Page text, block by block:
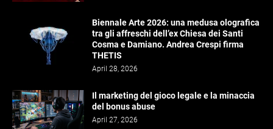
Biennale Arte 2026: una medusa olografica
tra gli affreschi dell’ex Chiesa dei Santi
Cosma e Damiano. Andrea Crespi firma
THETIS
April 28, 2026
Il marketing del gioco legale e la minaccia
del bonus abuse
April 27, 2026